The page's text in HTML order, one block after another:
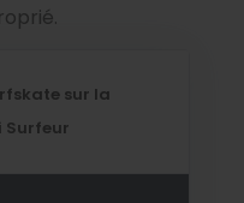
sur la
Surfeur